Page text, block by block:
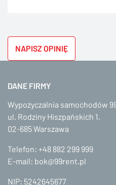
NAPISZ OPINIĘ
DANE FIRMY
Wypożyczalnia samochodów
ul. Rodziny Hiszpańskich 1,
02-685 Warszawa
Telefon: +48 882 299 999
E-mail: bok@99rent.pl
NIP: 5242645677